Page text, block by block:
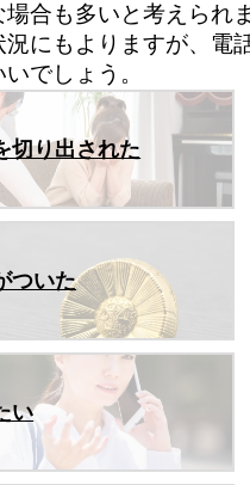
合も多いと考えられま
にもよりますが、電
でしょう。
切り出された
ついた
い